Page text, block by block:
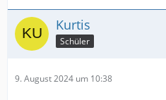
auf Verlängerung.Ihm
wenn er sie zieht, ihm nur
"Feuerwehrmann" bleibt.
Voraussetzungen wie zum
Was die Verlängerung
Kurtis
Schüler
9. August 2024 um 10:38